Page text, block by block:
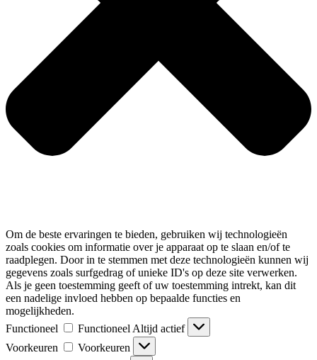
Om de beste ervaringen te bieden, gebruiken wij technologieën
zoals cookies om informatie over je apparaat op te slaan en/of te
raadplegen. Door in te stemmen met deze technologieën kunnen wij
gegevens zoals surfgedrag of unieke ID's op deze site verwerken.
Als je geen toestemming geeft of uw toestemming intrekt, kan dit
een nadelige invloed hebben op bepaalde functies en
mogelijkheden.
Functioneel
FunctioneelAltijd actief
Voorkeuren
Voorkeuren